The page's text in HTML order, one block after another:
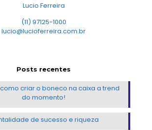
Lucio Ferreira
(11) 97125-1000
lucio@lucioferreira.com.br
Posts recentes
criar o boneco na caixa a trend
do momento!
de sucesso e riqueza